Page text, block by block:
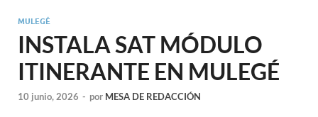
MULEGÉ
INSTALA SAT MÓDULO
ITINERANTE EN MULEGÉ
10 junio, 2026 - por MESA DE REDACCIÓN